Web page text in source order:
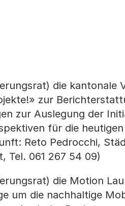
die kantonale
zur
zur Auslegung der
für die heutigen
Reto Pedrocchi,
Tel. 061 267 54 09)
die Motion
um die nachhaltige